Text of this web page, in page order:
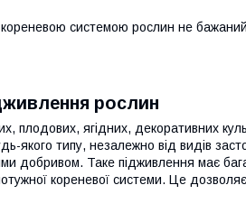
системою рослин не
рослин
плодових, ягідних, декоративних
якого типу, незалежно від видів
добривом. Таке підживлення має
кореневої системи. Це